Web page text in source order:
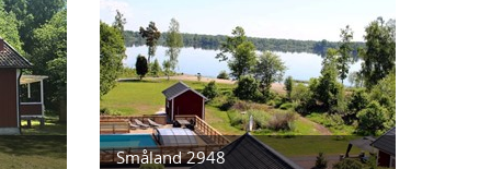
Småland 2948